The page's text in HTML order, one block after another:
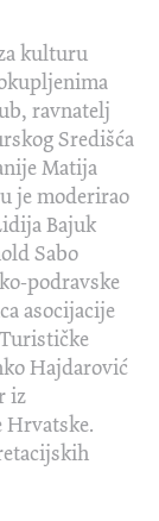
kulturu
ravnatelj
Središća
Matija
je moderirao
Bajuk
Sabo
podravske
asocijacije
Hajdarović
iz